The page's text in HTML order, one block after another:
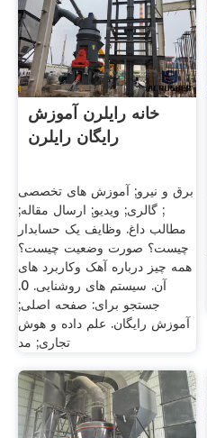
خانه رایلرن آموزش
رایگان رایلرن
برق و نیرو; آموزش های تخصصی
; گالری; ویدیو; ارسال مقاله;
مطالب داغ. وظایف یک حسابدار
چیست؟ صورت وضعیت چیست؟
همه چیز درباره آهک وکاربرد های
آن. سیستم های روشنایی. 0.
جستجو برای: صفحه اصلی;
آموزش رایگان. علم داده و هوش
تجاری; مد